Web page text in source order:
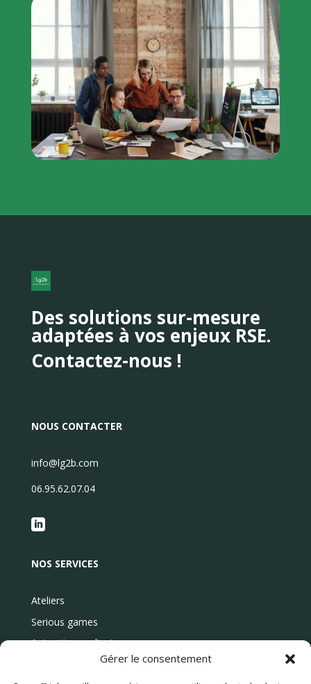
Gérer le consentement
Des solutions sur-mesure
adaptées à vos enjeux RSE.
Contactez-nous !
NOUS CONTACTER
info@lg2b.com
06.95.62.07.04

NOS SERVICES
Ateliers
Serious games
Animations culinaires
Blog